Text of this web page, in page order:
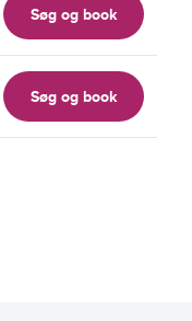
Søg og book
Søg og book